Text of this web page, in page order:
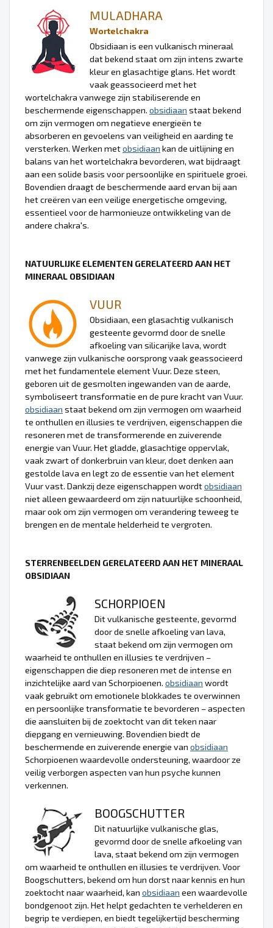
MULADHARA
Wortelchakra
Obsidiaan is een vulkanisch mineraal
dat bekend staat om zijn intens zwarte
kleur en glasachtige glans. Het wordt
vaak geassocieerd met het
wortelchakra vanwege zijn stabiliserende en
beschermende eigenschappen. obsidiaan staat bekend
om zijn vermogen om negatieve energieën te
absorberen en gevoelens van veiligheid en aarding te
versterken. Werken metobsidiaan kan de uitlijning en
balans van het wortelchakra bevorderen, wat bijdraagt
aan een solide basis voor persoonlijke en spirituele groei.
Bovendien draagt de beschermende aard ervan bij aan
het creëren van een veilige energetische omgeving,
essentieel voor de harmonieuze ontwikkeling van de
andere chakra's.
NATUURLIJKE ELEMENTEN GERELATEERD AAN HET
MINERAAL OBSIDIAAN
VUUR
Obsidiaan, een glasachtig vulkanisch
gesteente gevormd door de snelle
afkoeling van silicarijke lava, wordt
vanwege zijn vulkanische oorsprong vaak geassocieerd
met het fundamentele element Vuur. Deze steen,
geboren uit de gesmolten ingewanden van de aarde,
symboliseert transformatie en de pure kracht van Vuur.
obsidiaan staat bekend om zijn vermogen om waarheid
te onthullen en illusies te verdrijven, eigenschappen die
resoneren met de transformerende en zuiverende
energie van Vuur. Het gladde, glasachtige oppervlak,
vaak zwart of donkerbruin van kleur, doet denken aan
gestolde lava en legt zo de essentie van het element
Vuur vast. Dankzij deze eigenschappen wordtobsidiaan
niet alleen gewaardeerd om zijn natuurlijke schoonheid,
maar ook om zijn vermogen om verandering teweeg te
brengen en de mentale helderheid te vergroten.
STERRENBEELDEN GERELATEERD AAN HET MINERAAL
OBSIDIAAN
SCHORPIOEN
Dit vulkanische gesteente, gevormd
door de snelle afkoeling van lava,
staat bekend om zijn vermogen om
waarheid te onthullen en illusies te verdrijven –
eigenschappen die diep resoneren met de intense en
inzichtelijke aard van Schorpioenen. obsidiaan wordt
vaak gebruikt om emotionele blokkades te overwinnen
en persoonlijke transformatie te bevorderen – aspecten
die aansluiten bij de zoektocht van dit teken naar
diepgang en vernieuwing. Bovendien biedt de
beschermende en zuiverende energie van obsidiaan
Schorpioenen waardevolle ondersteuning, waardoor ze
veilig verborgen aspecten van hun psyche kunnen
verkennen.
BOOGSCHUTTER
Dit natuurlijke vulkanische glas,
gevormd door de snelle afkoeling van
lava, staat bekend om zijn vermogen
om waarheid te onthullen en illusies te verdrijven. Voor
Boogschutters, bekend om hun dorst naar kennis en hun
zoektocht naar waarheid, kan obsidiaan een waardevolle
bondgenoot zijn. Het helpt gedachten te verhelderen en
begrip te verdiepen, en biedt tegelijkertijd bescherming